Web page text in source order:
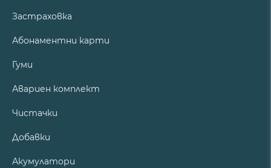
Застраховка
Абонаментни карти
Гуми
Авариен комплект
Чистачки
Добавки
Акумулатори